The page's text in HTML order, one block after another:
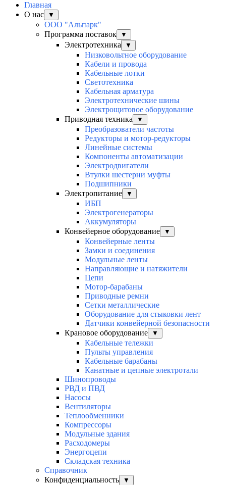
Главная
О нас
▼
ООО "Альпарк"
Программа поставок
▼
Электротехника ▼
Низковольтное оборудование
Кабели и провода
Кабельные лотки
Светотехника
Кабельная арматура
Электротехнические шины
Электрощитовое оборудование
Приводная техника
▼
Преобразователи частоты
Редукторы и мотор-редукторы
Линейные системы
Компоненты автоматизации
Электродвигатели
Втулки шестерни муфты
Подшипники
Электропитание
▼
ИБП
Электрогенераторы
Аккумуляторы
Конвейерное оборудование
▼
Конвейерные ленты
Замки и соединения
Модульные ленты
Направляющие и натяжители
Цепи
Мотор-барабаны
Приводные ремни
Сетки металлические
Оборудование для стыковки лент
Датчики конвейерной безопасности
Крановое оборудование
▼
Кабельные тележки
Пульты управления
Кабельные барабаны
Канатные и цепные электротали
Шинопроводы
РВД и ПВД
Насосы
Вентиляторы
Теплообменники
Компрессоры
Модульные здания
Расходомеры
Энергоцепи
Складская техника
Справочник
Конфиденциальность
▼